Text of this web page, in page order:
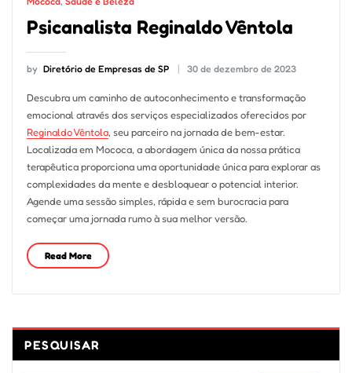
Psicanalista Reginaldo Vêntola
by Diretório de Empresas de SP 30 de dezembro de 2023
Descubra um caminho de autoconhecimento e transformação
emocional através dos serviços especializados oferecidos por
Reginaldo Vêntola, seu parceiro na jornada de bem-estar.
Localizada em Mococa, a abordagem única da nossa prática
terapêutica proporciona uma oportunidade única para explorar as
complexidades da mente e desbloquear o potencial interior.
Agende uma sessão simples, rápida e sem burocracia para
começar uma jornada rumo à sua melhor versão.
Read More
PESQUISAR